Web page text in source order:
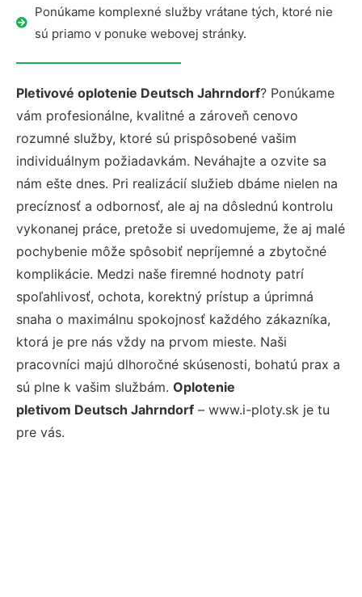
Ponúkame komplexné služby vrátane tých, ktoré nie
sú priamo v ponuke webovej stránky.
Pletivové oplotenie Deutsch Jahrndorf? Ponúkame
vám profesionálne, kvalitné a zároveň cenovo
rozumné služby, ktoré sú prispôsobené vašim
individuálnym požiadavkám. Neváhajte a ozvite sa
nám ešte dnes. Pri realizácií služieb dbáme nielen na
precíznosť a odbornosť, ale aj na dôslednú kontrolu
vykonanej práce, pretože si uvedomujeme, že aj malé
pochybenie môže spôsobiť nepríjemné a zbytočné
komplikácie. Medzi naše firemné hodnoty patrí
spoľahlivosť, ochota, korektný prístup a úprimná
snaha o maximálnu spokojnosť každého zákazníka,
ktorá je pre nás vždy na prvom mieste. Naši
pracovníci majú dlhoročné skúsenosti, bohatú prax a
sú plne k vašim službám. Oplotenie
pletivom Deutsch Jahrndorf – www.i-ploty.sk je tu
pre vás.